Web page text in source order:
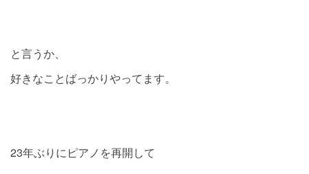
と言うか、
好きなことばっかりやってます。
23年ぶりにピアノを再開して